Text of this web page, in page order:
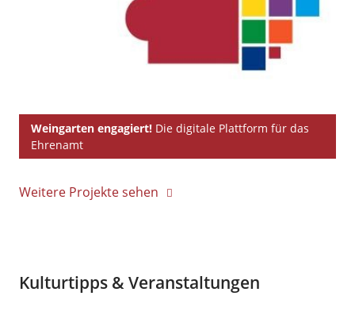
Weingarten engagiert! Die digitale Plattform für das
Ehrenamt
Weitere Projekte sehen
Kulturtipps & Veranstaltungen